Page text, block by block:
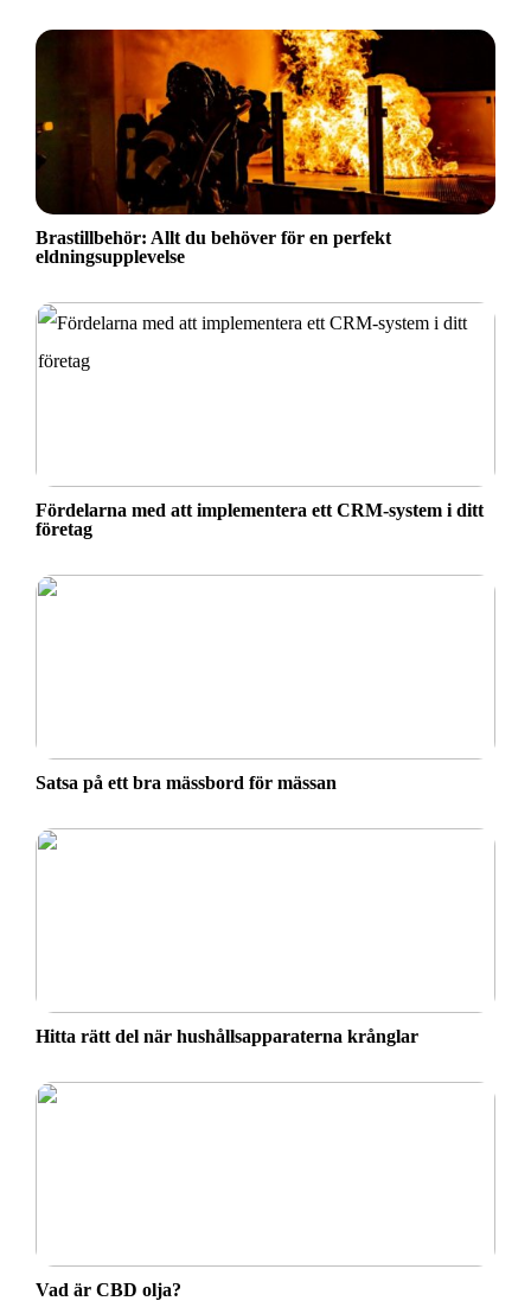
Brastillbehör: Allt du behöver för en perfekt
eldningsupplevelse
Fördelarna med att implementera ett CRM-system i ditt
företag
Satsa på ett bra mässbord för mässan
Hitta rätt del när hushållsapparaterna krånglar
Vad är CBD olja?